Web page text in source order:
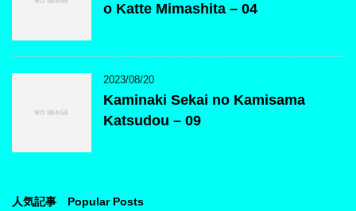
o Katte Mimashita – 04
2023/08/20
Kaminaki Sekai no Kamisama
Katsudou – 09
人気記事 Popular Posts